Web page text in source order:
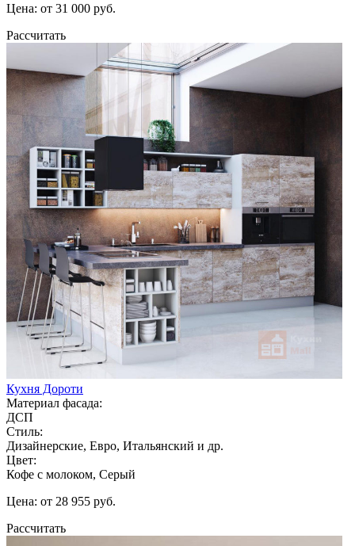
Цена: от 31 000 руб.
Рассчитать
Кухня Дороти
Материал фасада:
ДСП
Стиль:
Дизайнерские, Евро, Итальянский и др.
Цвет:
Кофе с молоком, Серый
Цена: от 28 955 руб.
Рассчитать